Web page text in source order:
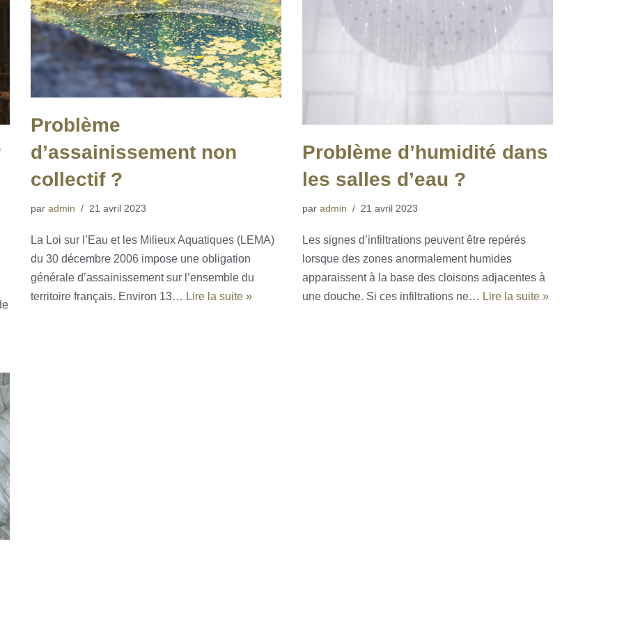
Problème
d’assainissement non
collectif ?
par admin 21 avril 2023
La Loi sur l’Eau et les Milieux Aquatiques (LEMA)
du 30 décembre 2006 impose une obligation
générale d’assainissement sur l’ensemble du
territoire français. Environ 13… Lire la suite »
Problème d’humidité dans
les salles d’eau ?
par admin 21 avril 2023
Les signes d’infiltrations peuvent être repérés
lorsque des zones anormalement humides
apparaissent à la base des cloisons adjacentes à
une douche. Si ces infiltrations ne… Lire la suite »